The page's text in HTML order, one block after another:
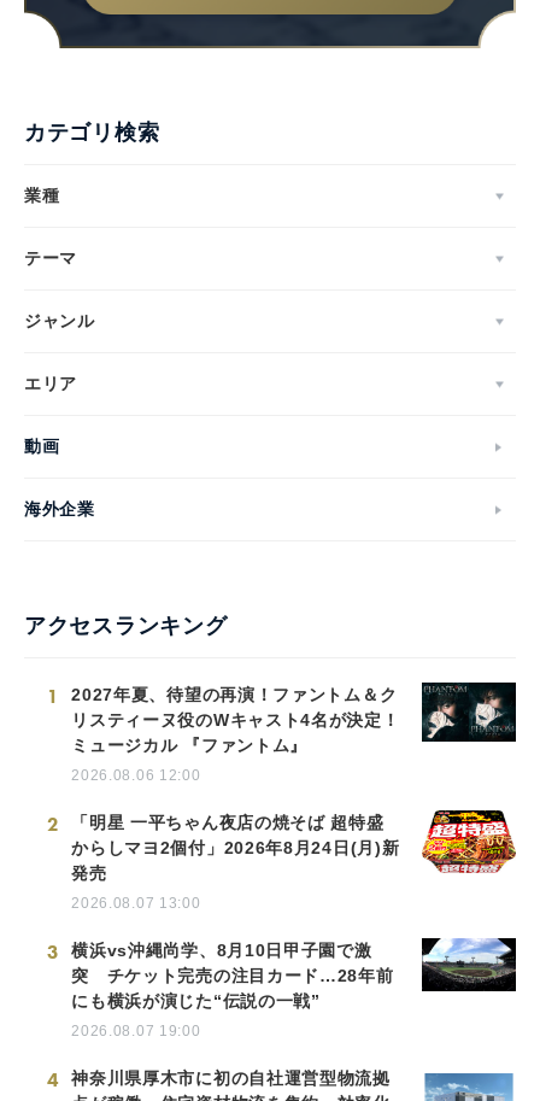
カテゴリ検索
業種
テーマ
ジャンル
エリア
動画
海外企業
アクセスランキング
1
2027年夏、待望の再演！ファントム＆ク
リスティーヌ役のWキャスト4名が決定！
ミュージカル 『ファントム』
2026.08.06 12:00
2
「明星 一平ちゃん夜店の焼そば 超特盛
からしマヨ2個付」2026年8月24日(月)新
発売
2026.08.07 13:00
3
横浜vs沖縄尚学、8月10日甲子園で激
突 チケット完売の注目カード…28年前
にも横浜が演じた“伝説の一戦”
2026.08.07 19:00
4
神奈川県厚木市に初の自社運営型物流拠